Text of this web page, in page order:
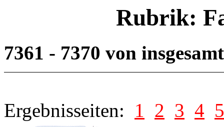
Rubrik:
7361 - 7370 von
Ergebnisseiten: 1 2 3 4 5